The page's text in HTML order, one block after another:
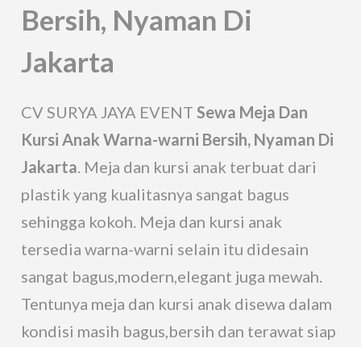
Bersih, Nyaman Di
Jakarta
CV SURYA JAYA EVENT Sewa Meja Dan
Kursi Anak Warna-warni Bersih, Nyaman Di
Jakarta . Meja dan kursi anak terbuat dari
plastik yang kualitasnya sangat bagus
sehingga kokoh. Meja dan kursi anak
tersedia warna-warni selain itu didesain
sangat bagus,modern,elegant juga mewah.
Tentunya meja dan kursi anak disewa dalam
kondisi masih bagus,bersih dan terawat siap